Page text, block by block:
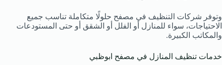
وتوفر شركات التنظيف في مصفح حلولًا متكاملة تناسب جميع
الاحتياجات، سواء للمنازل أو الفلل أو الشقق أو حتى المستودعات
والمكاتب الكبيرة.
خدمات تنظيف المنازل في مصفح ابوظبي